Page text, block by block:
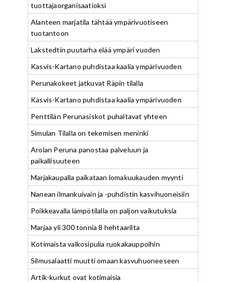
tuottajaorganisaatioksi
Alanteen marjatila tähtää ympärivuotiseen
tuotantoon
Lakstedtin puutarha elää ympäri vuoden
Kasvis-Kartano puhdistaa kaalia ympärivuoden
Perunakokeet jatkuvat Räpin tilalla
Kasvis-Kartano puhdistaa kaalia ympärivuoden
Penttilän Perunasiskot puhaltavat yhteen
Simulan Tilalla on tekemisen meninki
Arolan Peruna panostaa palveluun ja
paikallisuuteen
Marjakaupalla paikataan lomakuukauden myynti
Nanean ilmankuivain ja -puhdistin kasvihuoneisiin
Poikkeavalla lämpötilalla on paljon vaikutuksia
Marjaa yli 300 tonnia 8 hehtaarilta
Kotimaista valkosipulia ruokakauppoihin
Silmusalaatti muutti omaan kasvuhuoneeseen
Artik-kurkut ovat kotimaisia